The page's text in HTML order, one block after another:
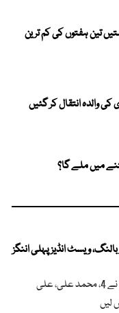
تین ہفتوں کی کم ترین
والدہ انتقال کر گئیں
میں ملے گا؟
ویسٹ انڈیز پہلی اننگز
پاکستان کی جانب سے ساجد خان نے 4، محمد علی، علی
لیں